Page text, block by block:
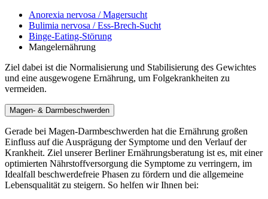
Anorexia nervosa / Magersucht
Bulimia nervosa / Ess-Brech-Sucht
Binge-Eating-Störung
Mangelernährung
Ziel dabei ist die Normalisierung und Stabilisierung des Gewichtes
und eine ausgewogene Ernährung, um Folgekrankheiten zu
vermeiden.
Magen- & Darmbeschwerden
Gerade bei Magen-Darmbeschwerden hat die Ernährung großen
Einfluss auf die Ausprägung der Symptome und den Verlauf der
Krankheit. Ziel unserer Berliner Ernährungsberatung ist es, mit einer
optimierten Nährstoffversorgung die Symptome zu verringern, im
Idealfall beschwerdefreie Phasen zu fördern und die allgemeine
Lebensqualität zu steigern. So helfen wir Ihnen bei: